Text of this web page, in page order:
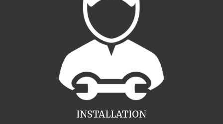
INSTALLATION